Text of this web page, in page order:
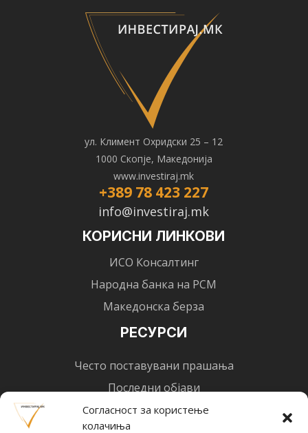
Согласност за користење
колачиња
ул. Климент Охридски 25 – 12
1000 Скопје, Македонија
www.investiraj.mk
+389 78 423 227
info@investiraj.mk
КОРИСНИ ЛИНКОВИ
ИСО Консалтинг
Народна банка на РСМ
Македонска берза
РЕСУРСИ
Често поставувани прашања
Последни објави
Најнови вести